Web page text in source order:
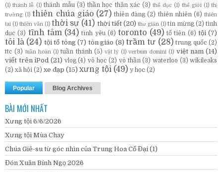
(1) thánh lễ (1) thánh mẫu (3) thần học thân xác (3) thể dục (1) thế giới (1) thị
trường (1) thiên chúa giáo (27) thiên đàng (2) thiên nhiên (6) thiên
tai (1) thiên văn (1) thời sự (41) thời tiết (20) thư giản (1) tin mừng (2) tình
dục (3) tĩnh tâm (34) tình yêu (6) toronto (49) tổ tiên (6) tội (7)
tôi là (24) tội tổ tông (7) tôn giáo (8) trầm tư (28) trung quốc (2)
ttc (3) tuần hoàn (1) tuần thánh (5) vật lý (1) verbum domini (1) việt nam (14)
viết trên iPod (21) vlog (4) võ học (2) vô thần (3) waterloo (3) wikileaks
(2) xã hội (2) xe đạp (15) xưng tội (49) y học (2)
Popular Blog Archives
BÀI MỚI NHẤT
Xưng tội 6/6/2026
Xưng tội Mùa Chay
Chúa Giê-su từ góc nhìn của Trung Hoa Cổ Đại (1)
Đón Xuân Bính Ngọ 2026